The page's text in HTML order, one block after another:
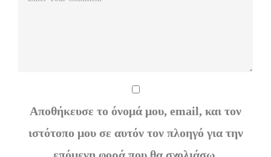
Αποθήκευσε το όνομά μου, email, και τον
ιστότοπο μου σε αυτόν τον πλοηγό για την
επόμενη φορά που θα σχολιάσω.